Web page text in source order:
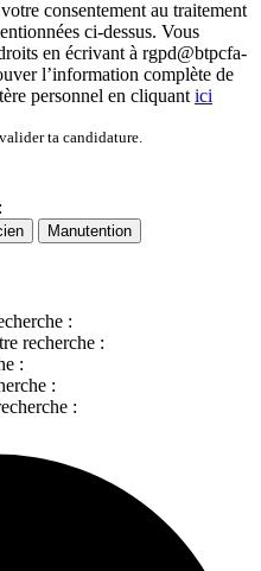
consentement au traitement
ci-dessus. Vous
en écrivant à rgpd@btpcfa-
l’information complète de
personnel en cliquant ici
ta candidature.
Manutention
:
recherche :
:
:
: